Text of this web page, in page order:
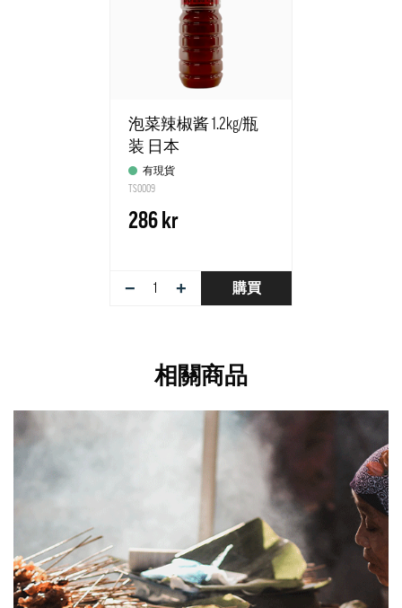
泡菜辣椒酱 1.2kg/瓶
装 日本
有現貨
TS0009
286 kr
− + 購買
相關商品